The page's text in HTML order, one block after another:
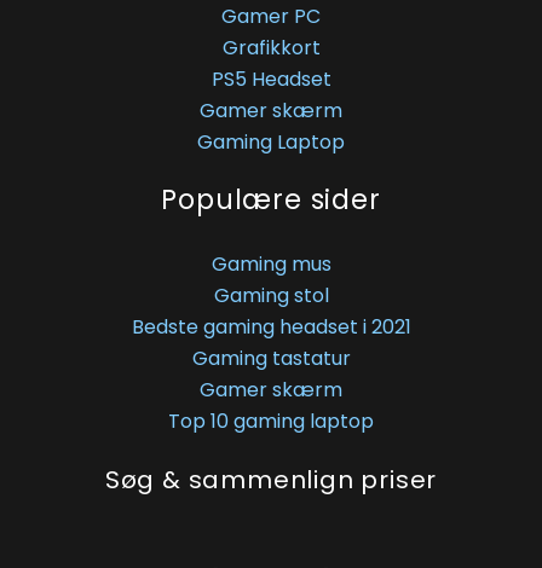
Gamer PC
Grafikkort
PS5 Headset
Gamer skærm
Gaming Laptop
Populære sider
Gaming mus
Gaming stol
Bedste gaming headset i 2021
Gaming tastatur
Gamer skærm
Top 10 gaming laptop
Søg & sammenlign priser